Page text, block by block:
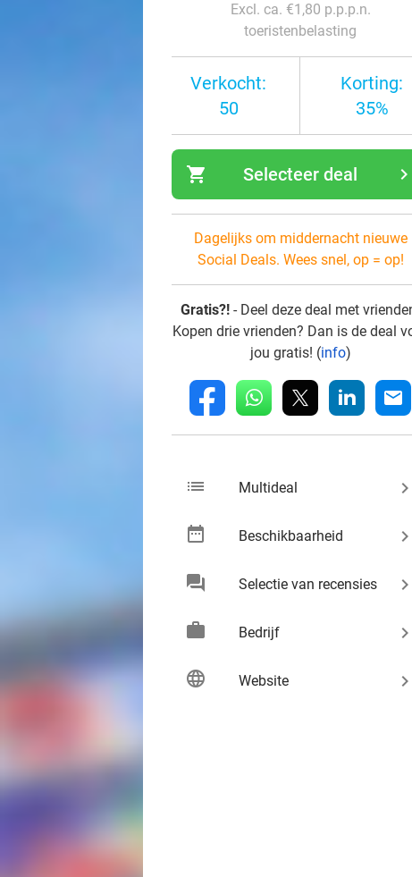
Excl. ca. €1,80 p.p.p.n.
toeristenbelasting
Verkocht:
50
Korting:
35%
shopping_cart navigate_next
Selecteer deal
Dagelijks om middernacht nieuwe
Social Deals. Wees snel, op = op!
Gratis?! - Deel deze deal met
Kopen drie vrienden? Dan is de deal
jou gratis! (info)
fb whatsapp linkedin mail
list Multideal keyboard_arrow_right
date_range Beschikbaarheid keyboard_arrow_right
chat Selectie van recensies keyboard_arrow_right
work Bedrijf keyboard_arrow_right
language Website keyboard_arrow_right